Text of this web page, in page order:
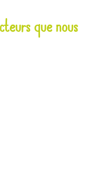
que nous